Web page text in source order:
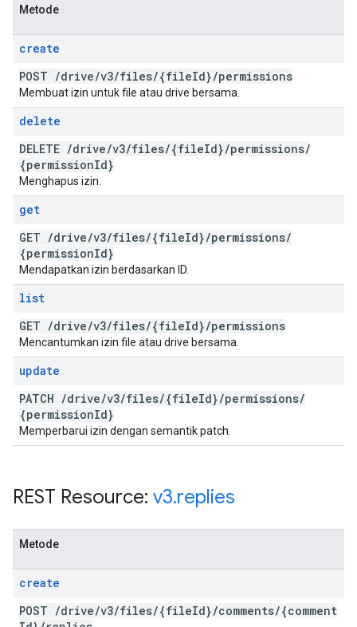
Metode
create
POST /drive/v3/files/{fileId}/permissions
Membuat izin untuk file atau drive bersama.
delete
DELETE /drive/v3/files/{fileId}/permissions/
{permissionId}
Menghapus izin.
get
GET /drive/v3/files/{fileId}/permissions/
{permissionId}
Mendapatkan izin berdasarkan ID.
list
GET /drive/v3/files/{fileId}/permissions
Mencantumkan izin file atau drive bersama.
update
PATCH /drive/v3/files/{fileId}/permissions/
{permissionId}
Memperbarui izin dengan semantik patch.
REST Resource: v3.replies
Metode
create
POST /drive/v3/files/{fileId}/comments/{comment